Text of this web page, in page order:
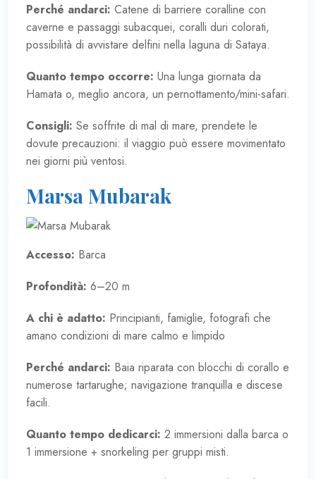
Perché andarci: Catene di barriere coralline con
caverne e passaggi subacquei, coralli duri colorati,
possibilità di avvistare delfini nella laguna di Sataya.
Quanto tempo occorre: Una lunga giornata da
Hamata o, meglio ancora, un pernottamento/mini-safari.
Consigli: Se soffrite di mal di mare, prendete le
dovute precauzioni: il viaggio può essere movimentato
nei giorni più ventosi.
Marsa Mubarak
Accesso: Barca
Profondità: 6–20 m
A chi è adatto: Principianti, famiglie, fotografi che
amano condizioni di mare calmo e limpido
Perché andarci: Baia riparata con blocchi di corallo e
numerose tartarughe; navigazione tranquilla e discese
facili.
Quanto tempo dedicarci: 2 immersioni dalla barca o
1 immersione + snorkeling per gruppi misti.